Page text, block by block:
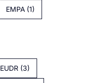
EMPA (1)
EUDR (3)